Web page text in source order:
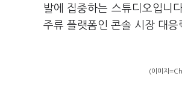
발에 집중하는 스튜디오입니
주류 플랫폼인 콘솔 시장 대응
(이미지